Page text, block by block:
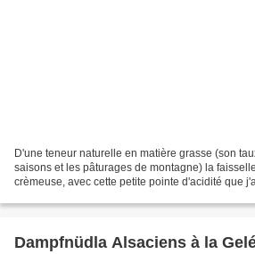
D'une teneur naturelle en matière grasse (son
saisons et les pâturages de montagne) la
crèmeuse, avec cette petite pointe d'acidité que
Dampfnüdla Alsaciens à la